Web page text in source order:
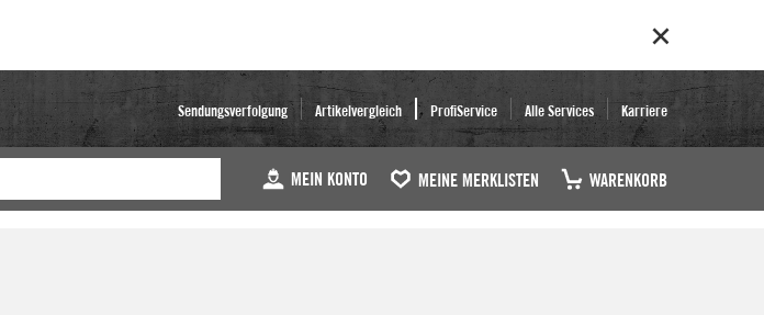
Sendungsverfolgung Artikelvergleich ProfiService Alle Services Karriere
MEIN KONTO MEINE MERKLISTEN WARENKORB